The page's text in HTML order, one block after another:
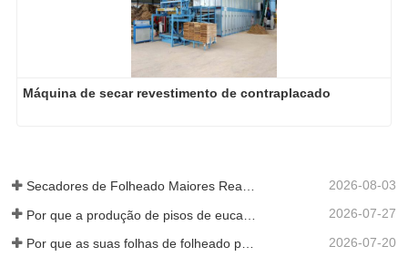
Máquina de secar revestimento de contraplacado
Secadores de Folheado Maiores Realmente Economizam Dinheiro? 2026-08-03
2026-07-27
2026-07-20